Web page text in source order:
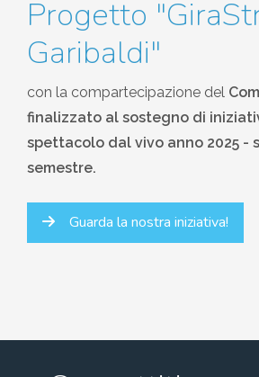
Progetto
Garibaldi"
con la compartecipazione del
finalizzato al sostegno di
spettacolo dal vivo anno 2025 -
semestre.
Guarda la nostra iniziativa!